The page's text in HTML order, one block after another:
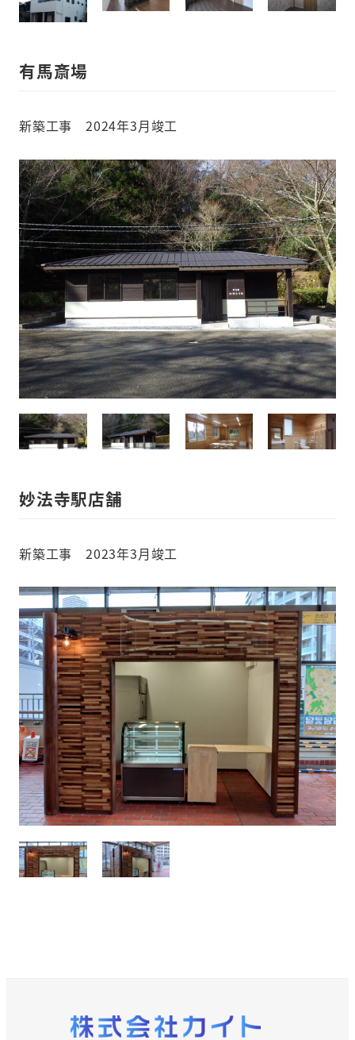
有馬斎場
新築工事 2024年3月竣工
妙法寺駅店舗
新築工事 2023年3月竣工